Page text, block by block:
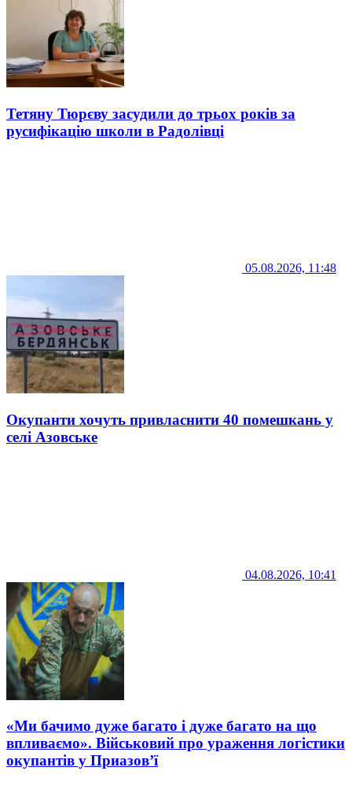
Тетяну Тюрєву засудили до трьох років за
русифікацію школи в Радолівці
05.08.2026, 11:48
Окупанти хочуть привласнити 40 помешкань у
селі Азовське
04.08.2026, 10:41
«Ми бачимо дуже багато і дуже багато на що
впливаємо». Військовий про ураження логістики
окупантів у Приазов’ї